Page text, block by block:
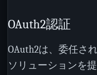
OAuth2認証
OAuth2は、委任さ
ソリューションを